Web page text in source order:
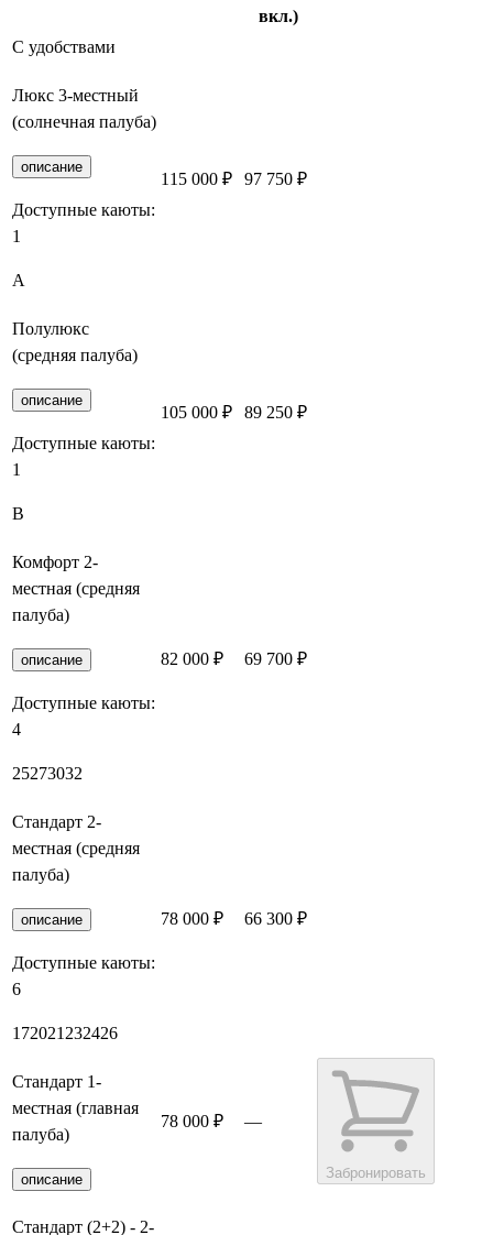
вкл.)
С удобствами
Люкс 3-местный
(солнечная палуба)
описание
Доступные каюты:
1
A
115 000 ₽ 97 750 ₽
Полулюкс
(средняя палуба)
описание
Доступные каюты:
1
B
105 000 ₽ 89 250 ₽
Комфорт 2-
местная (средняя
палуба)
описание
Доступные каюты:
4
25273032
82 000 ₽ 69 700 ₽
Стандарт 2-
местная (средняя
палуба)
описание
Доступные каюты:
6
172021 232426
78 000 ₽ 66 300 ₽
Стандарт 1-
местная (главная
палуба)
описание
78 000 ₽ —
Забронировать
Стандарт (2+2) - 2-